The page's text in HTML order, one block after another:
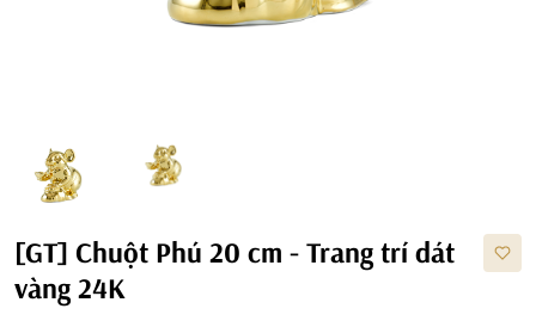
[GT] Chuột Phú 20 cm - Trang trí dát
vàng 24K